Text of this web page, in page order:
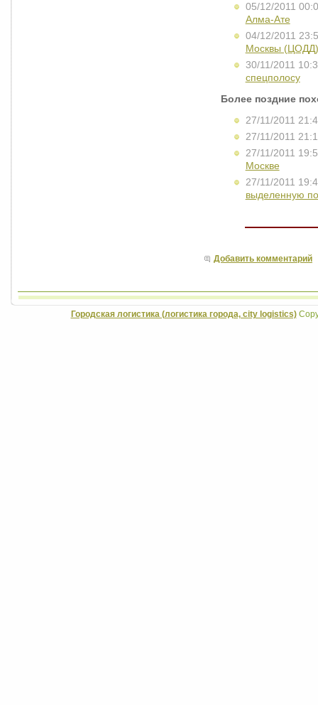
05/12/2011
Алма-Ате
04/12/2011
Москвы (ЦОДД)
30/11/2011
спецполосу
Более поздние
27/11/2011
27/11/2011
27/11/2011
Москве
27/11/2011
выделенную
Добавить комментарий
Городская логистика (логистика города, city logistics)